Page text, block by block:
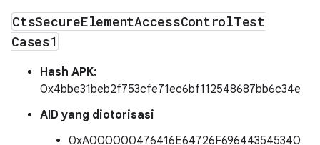
CtsSecureElementAccessControlTest
Cases1
Hash APK:
0x4bbe31beb2f753cfe71ec6bf112548687bb6c34e
AID yang diotorisasi
0xA000000476416E64726F696443545340